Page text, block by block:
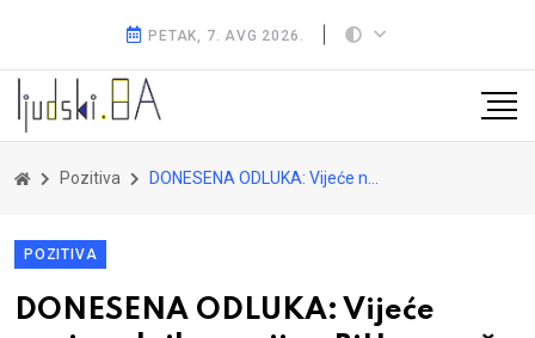
PETAK, 7. AVG 2026.
Pozitiva DONESENA ODLUKA: Vijeće nacionalnih manjina BiH pomaže unesrećenim u zemljotresima
POZITIVA
DONESENA ODLUKA: Vijeće